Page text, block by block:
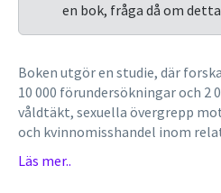
en bok, fråga då om
Boken utgör en studie, där
10 000 förundersökningar och 2
våldtäkt, sexuella övergrepp
och kvinnomisshandel inom
barnpornografibrott och
upplagan har materialet
Läs mer..